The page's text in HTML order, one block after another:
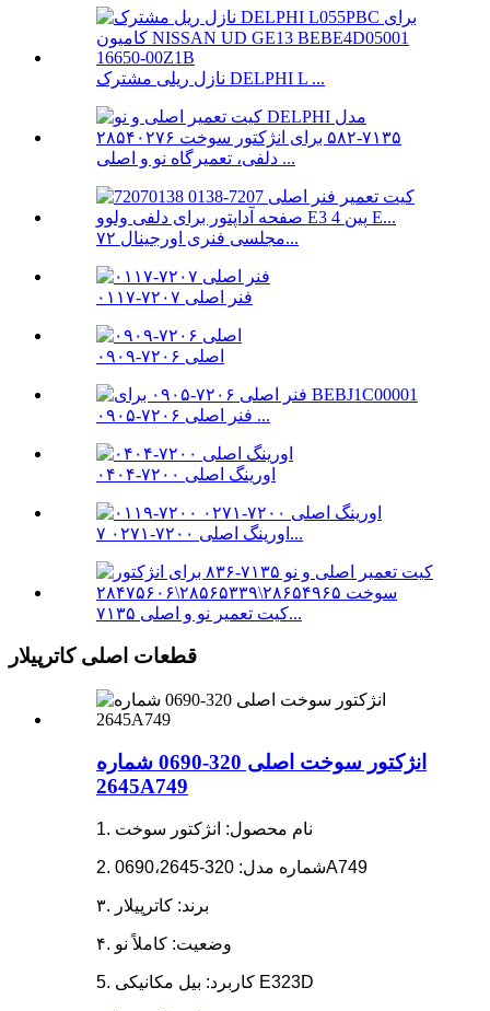
نازل ریلی مشترک DELPHI L ...
دلفی، تعمیرگاه نو و اصلی ...
مجلسی فنری اورجینال ۷۲...
فنر اصلی ۷۲۰۷-۰۱۱۷
اصلی ۷۲۰۶-۰۹۰۹
فنر اصلی ۷۲۰۶-۰۹۰۵ ...
اورینگ اصلی ۷۲۰۰-۰۴۰۴
اورینگ اصلی ۷۲۰۰-۰۲۷۱ ۷...
کیت تعمیر نو و اصلی ۷۱۳۵...
قطعات اصلی کاترپیلار
انژکتور سوخت اصلی 320-0690 شماره
2645A749
1. نام محصول: انژکتور سوخت
2. شماره مدل: 320-0690،2645A749
۳. برند: کاترپیلار
۴. وضعیت: کاملاً نو
5. کاربرد: بیل مکانیکی E323D